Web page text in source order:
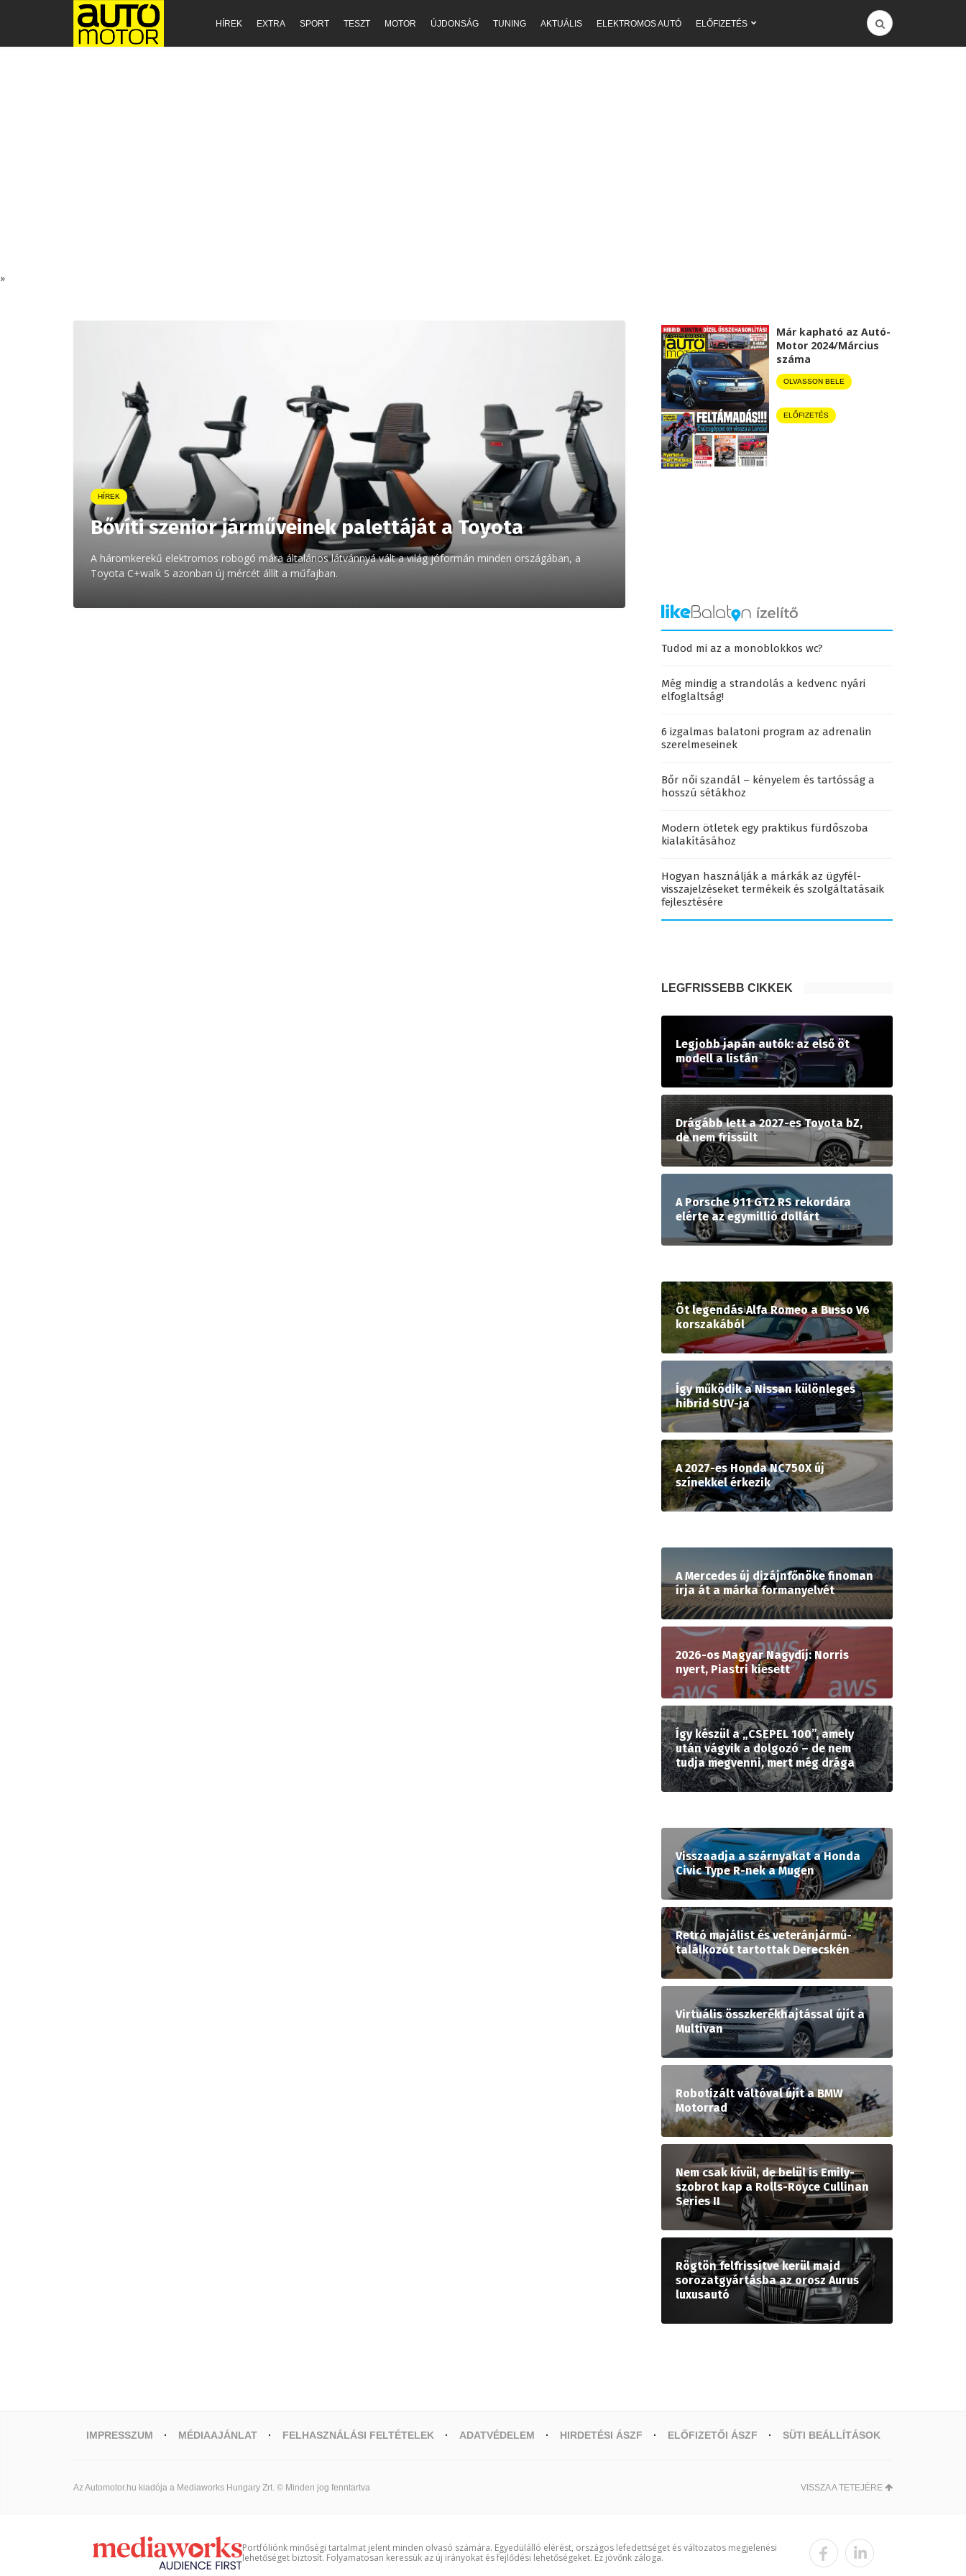
HÍREK EXTRA SPORT TESZT MOTOR ÚJDONSÁG TUNING AKTUÁLIS ELEKTROMOS AUTÓ ELŐFIZETÉS
»
HÍREK
Bővíti szenior járműveinek palettáját a Toyota
A háromkerekű elektromos robogó mára általános látvánnyá vált a világ jóformán minden országában, a
Toyota C+walk S azonban új mércét állít a műfajban.
Már kapható az Autó-
Motor 2024/Március
száma
OLVASSON BELE
ELŐFIZETÉS
Tudod mi az a monoblokkos wc?
Még mindig a strandolás a kedvenc nyári
elfoglaltság!
6 izgalmas balatoni program az adrenalin
szerelmeseinek
Bőr női szandál – kényelem és tartósság a
hosszú sétákhoz
Modern ötletek egy praktikus fürdőszoba
kialakításához
Hogyan használják a márkák az ügyfél-
visszajelzéseket termékeik és szolgáltatásaik
fejlesztésére
LEGFRISSEBB CIKKEK
Legjobb japán autók: az első öt
modell a listán
Drágább lett a 2027-es Toyota bZ,
de nem frissült
A Porsche 911 GT2 RS rekordára
elérte az egymillió dollárt
Öt legendás Alfa Romeo a Busso V6
korszakából
Így működik a Nissan különleges
hibrid SUV-ja
A 2027-es Honda NC750X új
színekkel érkezik
A Mercedes új dizájnfőnöke finoman
írja át a márka formanyelvét
2026-os Magyar Nagydíj: Norris
nyert, Piastri kiesett
Így készül a „CSEPEL 100”, amely
után vágyik a dolgozó – de nem
tudja megvenni, mert még drága
Visszaadja a szárnyakat a Honda
Civic Type R-nek a Mugen
Retró majálist és veteránjármű-
találkozót tartottak Derecskén
Virtuális összkerékhajtással újít a
Multivan
Robotizált váltóval újít a BMW
Motorrad
Nem csak kívül, de belül is Emily-
szobrot kap a Rolls-Royce Cullinan
Series II
Rögtön felfrissítve kerül majd
sorozatgyártásba az orosz Aurus
luxusautó
IMPRESSZUM MÉDIAAJÁNLAT FELHASZNÁLÁSI FELTÉTELEK ADATVÉDELEM HIRDETÉSI ÁSZF ELŐFIZETŐI ÁSZF SÜTI BEÁLLÍTÁSOK
Az Automotor.hu kiadója a Mediaworks Hungary Zrt. © Minden jog fenntartva VISSZA A TETEJÉRE
Portfóliónk minőségi tartalmat jelent minden olvasó számára. Egyedülálló elérést, országos lefedettséget és változatos megjelenési
lehetőséget biztosít. Folyamatosan keressük az új irányokat és fejlődési lehetőségeket. Ez jövőnk záloga.